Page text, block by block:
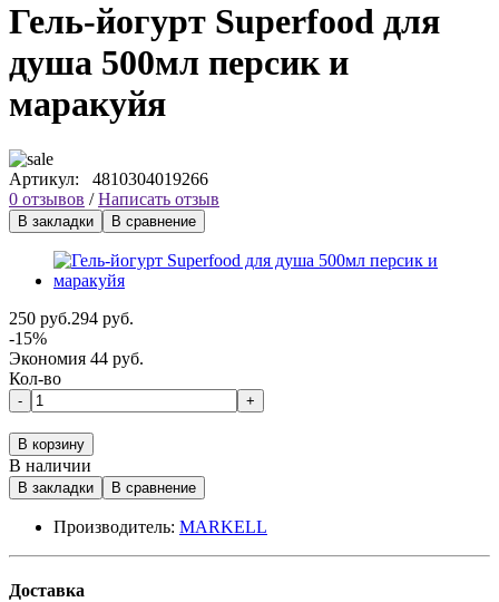
Гель-йогурт Superfood для
душа 500мл персик и
маракуйя
Артикул: 4810304019266
0 отзывов /Написать отзыв
В закладки В сравнение
250 руб.294 руб.
-15%
Экономия 44 руб.
Кол-во
- +
В корзину
В наличии
В закладки В сравнение
Производитель: MARKELL
Доставка